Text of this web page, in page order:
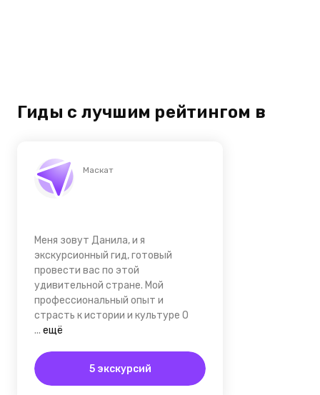
Гиды с лучшим рейтингом в
Маскат
Меня зовут Данила, и я
экскурсионный гид, готовый
провести вас по этой
удивительной стране. Мой
профессиональный опыт и
страсть к истории и культуре О
... ещё
5 экскурсий